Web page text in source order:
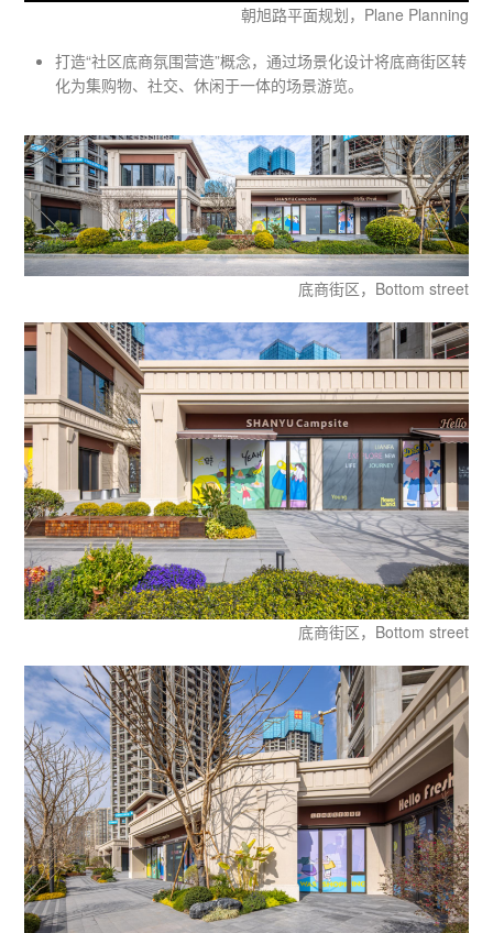
朝旭路平面规划，Plane Planning
打造“社区底商氛围营造”概念，通过场景化设计将底商街区转
化为集购物、社交、休闲于一体的场景游览。
底商街区，Bottom street
底商街区，Bottom street